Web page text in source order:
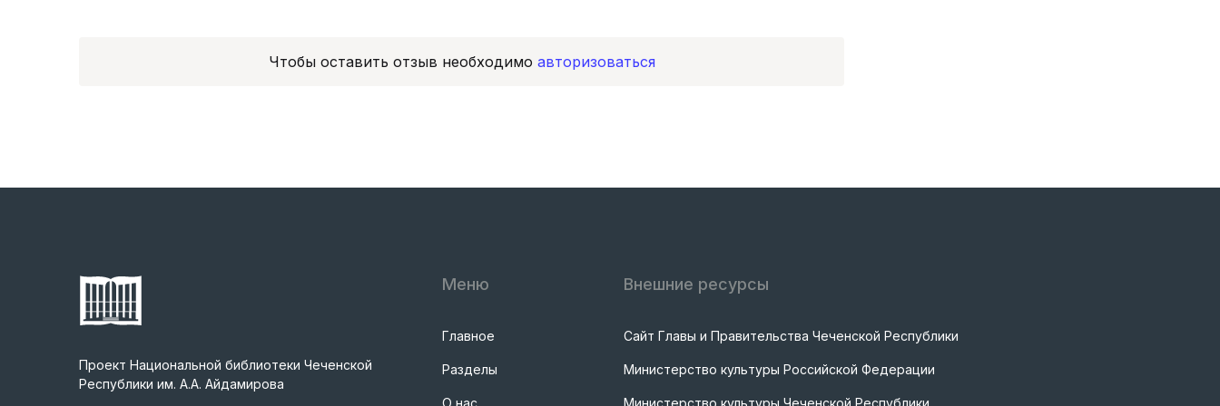
Чтобы оставить отзыв необходимо авторизоваться
Проект Национальной библиотеки Чеченской
Республики им. А.А. Айдамирова
Меню
Главное
Разделы
О нас
Внешние ресурсы
Сайт Главы и Правительства Чеченской Республики
Министерство культуры Российской Федерации
Министерство культуры Чеченской Республики